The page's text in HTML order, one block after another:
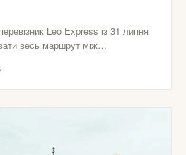
Leo Express із 31 липня
весь маршрут між